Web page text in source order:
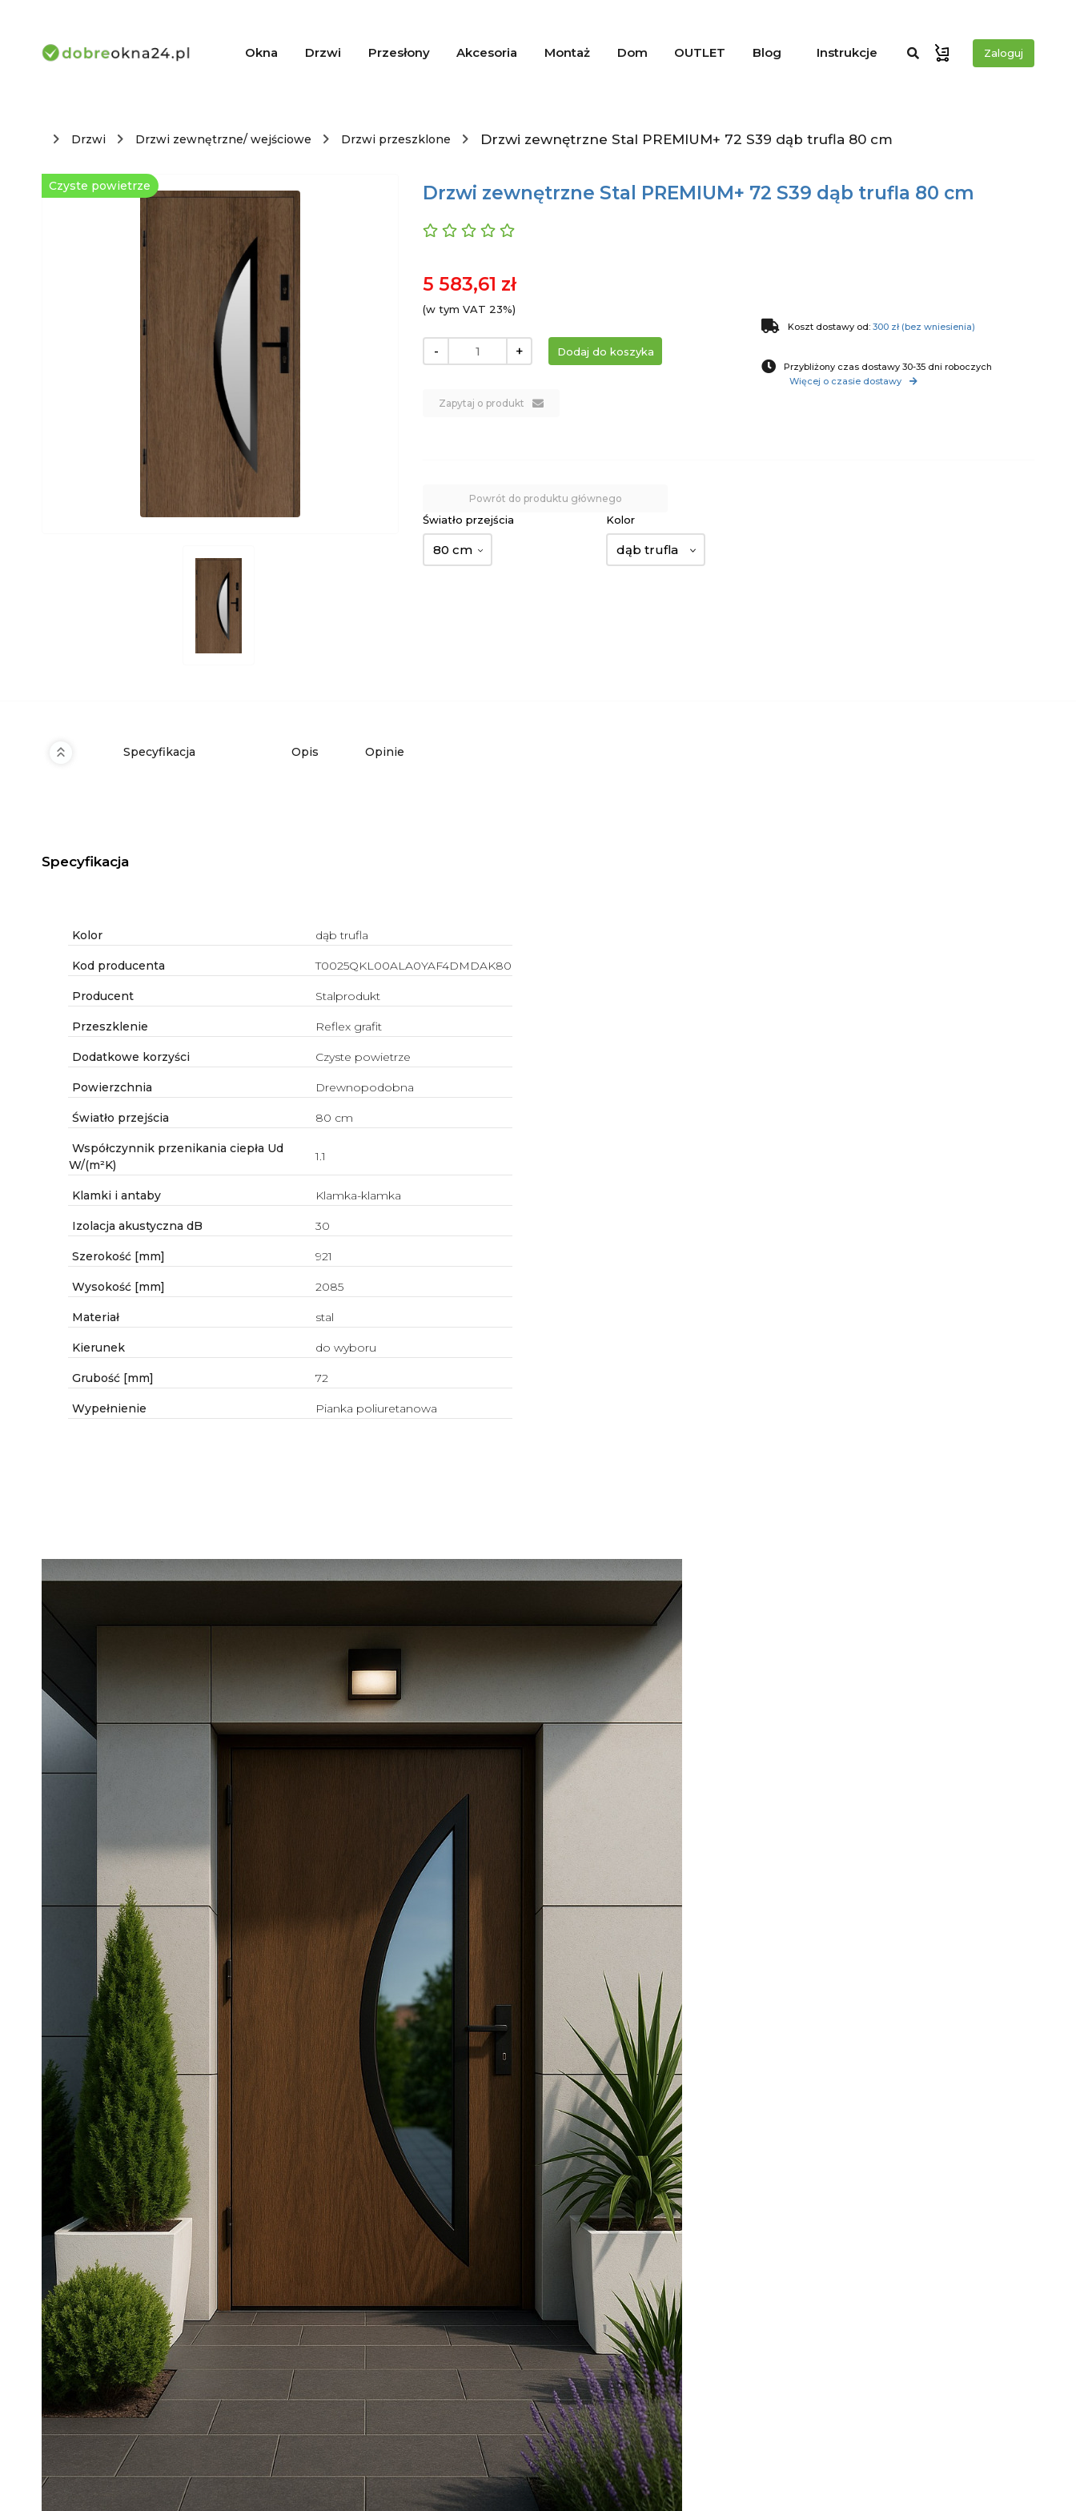
Okna Drzwi Przesłony Akcesoria Montaż Dom OUTLET Blog Instrukcje Zaloguj
Drzwi Drzwi zewnętrzne/ wejściowe Drzwi przeszklone Drzwi zewnętrzne Stal PREMIUM+ 72 S39 dąb trufla 80 cm
Czyste powietrze Drzwi zewnętrzne Stal PREMIUM+ 72 S39 dąb trufla 80 cm
5 583,61 zł
(w tym VAT 23%)
- +
Zapytaj o produkt
Koszt dostawy od:300 zł (bez wniesienia)
Przybliżony czas dostawy 30-35 dni roboczych
Więcej o czasie dostawy
Powrót do produktu głównego
Światło przejścia
80 cm
Kolor
dąb trufla
Specyfikacja Opis Opinie
Specyfikacja
Kolor dąb trufla
Kod producenta T0025QKL00ALA0YAF4DMDAK80
Producent Stalprodukt
Przeszklenie Reflex grafit
Dodatkowe korzyści Czyste powietrze
Powierzchnia Drewnopodobna
Światło przejścia 80 cm
Współczynnik przenikania ciepła Ud
W/(m²K)
1.1
Klamki i antaby Klamka-klamka
Izolacja akustyczna dB 30
Szerokość [mm] 921
Wysokość [mm] 2085
Materiał stal
Kierunek do wyboru
Grubość [mm] 72
Wypełnienie Pianka poliuretanowa